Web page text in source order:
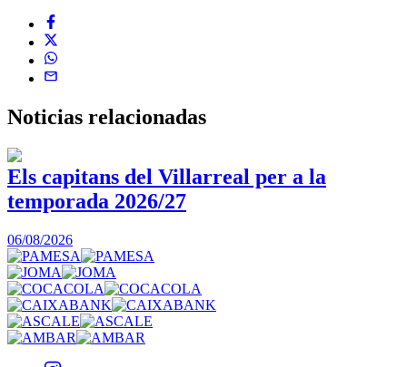
Noticias relacionadas
Els capitans del Villarreal per a la
temporada 2026/27
06/08/2026